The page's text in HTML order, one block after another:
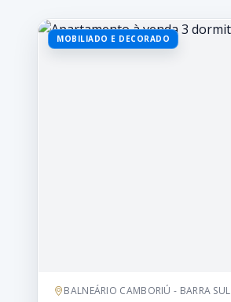
MOBILIADO E DECORADO
BALNEÁRIO CAMBORIÚ - BARRA SUL